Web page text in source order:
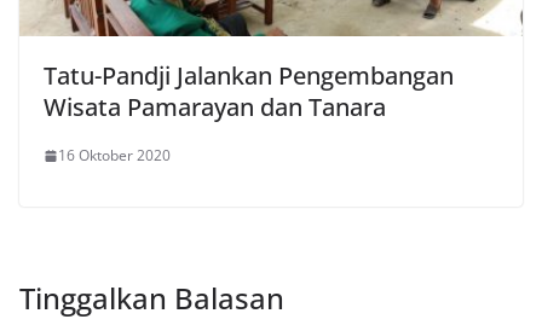
Tatu-Pandji Jalankan Pengembangan
Wisata Pamarayan dan Tanara
16 Oktober 2020
Tinggalkan Balasan